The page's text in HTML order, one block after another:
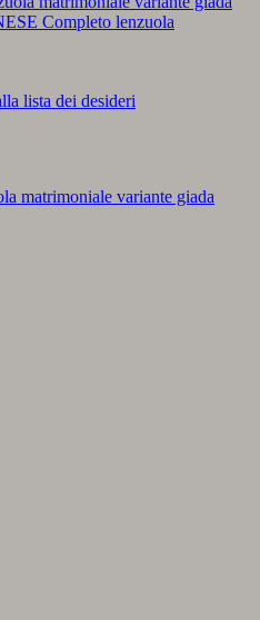
lista dei desideri
matrimoniale variante giada